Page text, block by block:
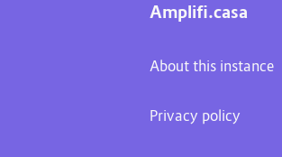
Amplifi.casa
About this instance
Privacy policy